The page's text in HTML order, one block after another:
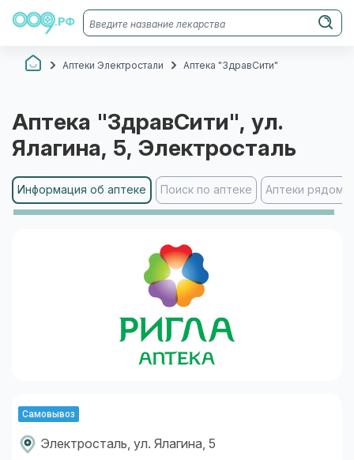
Аптеки Электростали Аптека "ЗдравСити"
Аптека "ЗдравСити", ул.
Ялагина, 5, Электросталь
Информация об аптеке Поиск по аптеке Аптеки рядом
Самовывоз
Электросталь, ул. Ялагина, 5